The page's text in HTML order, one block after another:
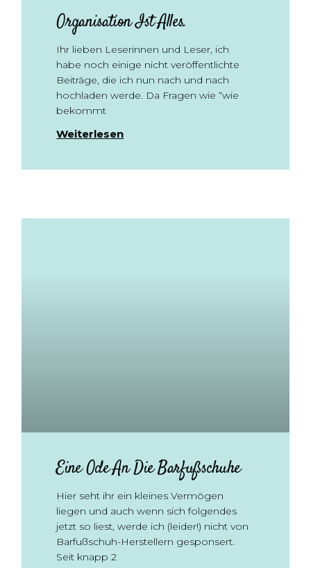
Organisation Ist Alles.
Ihr lieben Leserinnen und Leser, ich
habe noch einige nicht veröffentlichte
Beiträge, die ich nun nach und nach
hochladen werde. Da Fragen wie “wie
bekommt
Weiterlesen
Eine Ode An Die Barfußschuhe
Hier seht ihr ein kleines Vermögen
liegen und auch wenn sich folgendes
jetzt so liest, werde ich (leider!) nicht von
Barfußschuh-Herstellern gesponsert.
Seit knapp 2